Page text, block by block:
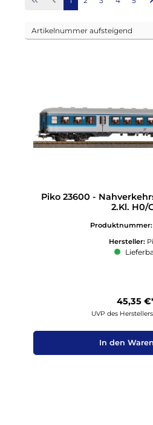
Piko 23600 -
2.Kl. H0/
Produktnummer:
Hersteller:
45,35
UVP des
In den